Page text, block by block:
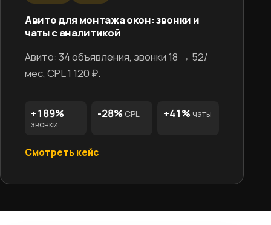
Авито для монтажа окон: звонки и
чаты с аналитикой
Авито: 34 объявления, звонки 18 → 52/
мес, CPL 1 120 ₽.
+189%
звонки
-28% CPL +41% чаты
Смотреть кейс